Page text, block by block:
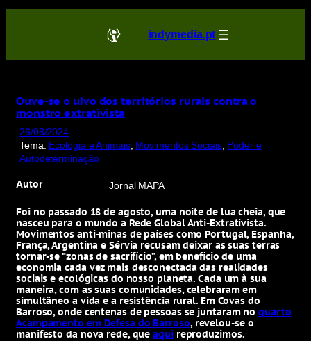
Saltar
conteúdo
indymedia.pt
Ouve-se o uivo dos territórios rurais contra o
monstro extrativista
26/08/2024
Tema: Ecologia e Animais, Movimentos Sociais, Poder e
Autodeterminação
Autor Jornal MAPA
Foi no passado 18 de agosto, uma noite de lua cheia, que
nasceu para o mundo a Rede Global Anti-Extrativista.
Movimentos anti-minas de países como Portugal, Espanha,
França, Argentina e Sérvia recusam deixar as suas terras
tornar-se “zonas de sacrifício”, em benefício de uma
economia cada vez mais desconectada das realidades
sociais e ecológicas do nosso planeta. Cada um à sua
maneira, com as suas comunidades, celebraram em
simultâneo a vida e a resistência rural. Em Covas do
Barroso, onde centenas de pessoas se juntaram noquarto
Acampamento em Defesa do Barroso, revelou-se o
manifesto da nova rede, queaquireproduzimos.